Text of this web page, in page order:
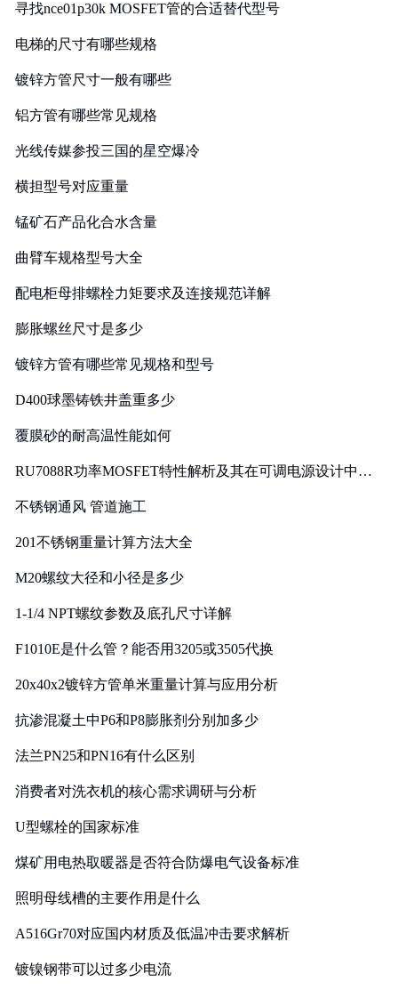
寻找nce01p30k MOSFET管的合适替代型号
电梯的尺寸有哪些规格
镀锌方管尺寸一般有哪些
铝方管有哪些常见规格
光线传媒参投三国的星空爆冷
横担型号对应重量
锰矿石产品化合水含量
曲臂车规格型号大全
配电柜母排螺栓力矩要求及连接规范详解
膨胀螺丝尺寸是多少
镀锌方管有哪些常见规格和型号
D400球墨铸铁井盖重多少
覆膜砂的耐高温性能如何
RU7088R功率MOSFET特性解析及其在可调电源设计中的
不锈钢通风 管道施工
201不锈钢重量计算方法大全
M20螺纹大径和小径是多少
1-1/4 NPT螺纹参数及底孔尺寸详解
F1010E是什么管？能否用3205或3505代换
20x40x2镀锌方管单米重量计算与应用分析
抗渗混凝土中P6和P8膨胀剂分别加多少
法兰PN25和PN16有什么区别
消费者对洗衣机的核心需求调研与分析
U型螺栓的国家标准
煤矿用电热取暖器是否符合防爆电气设备标准
照明母线槽的主要作用是什么
A516Gr70对应国内材质及低温冲击要求解析
镀镍钢带可以过多少电流